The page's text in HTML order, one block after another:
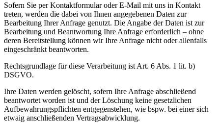
Sofern Sie per Kontaktformular oder E-Mail mit uns in Kontakt
treten, werden die dabei von Ihnen angegebenen Daten zur
Bearbeitung Ihrer Anfrage genutzt. Die Angabe der Daten ist zur
Bearbeitung und Beantwortung Ihre Anfrage erforderlich – ohne
deren Bereitstellung können wir Ihre Anfrage nicht oder allenfalls
eingeschränkt beantworten.
Rechtsgrundlage für diese Verarbeitung ist Art. 6 Abs. 1 lit. b)
DSGVO.
Ihre Daten werden gelöscht, sofern Ihre Anfrage abschließend
beantwortet worden ist und der Löschung keine gesetzlichen
Aufbewahrungspflichten entgegenstehen, wie bspw. bei einer sich
etwaig anschließenden Vertragsabwicklung.